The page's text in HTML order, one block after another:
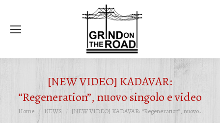
[NEW VIDEO] KADAVAR:
“Regeneration”, nuovo singolo e video
Tu sei qui:
Home NEWS [NEW VIDEO] KADAVAR: “Regeneration”, nuovo…